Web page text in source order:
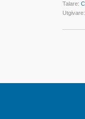
Talare:
Utgivare: